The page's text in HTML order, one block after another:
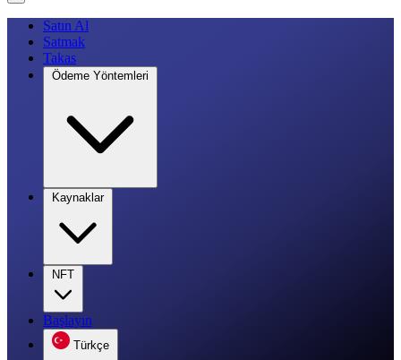
Satın Al
Satmak
Takas
Ödeme Yöntemleri
Kaynaklar
NFT
Başlayın
Türkçe